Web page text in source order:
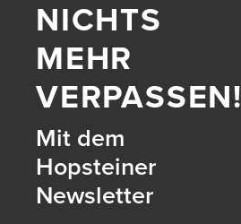
NICHTS
MEHR
VERPASSEN!
Mit dem
Hopsteiner
Newsletter